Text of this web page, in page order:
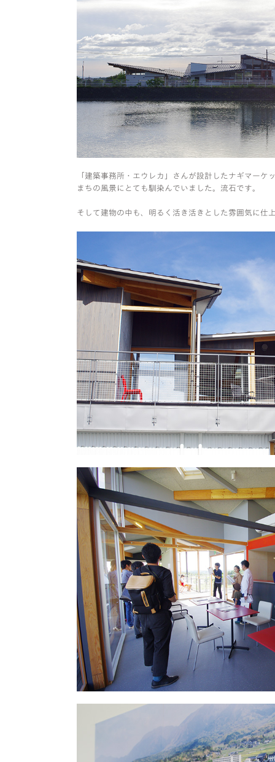
「建築事務所・エウレカ」さんが設計したナギマーケ
まちの風景にとても馴染んでいました。流石です。
そして建物の中も、明るく活き活きとした雰囲気に仕